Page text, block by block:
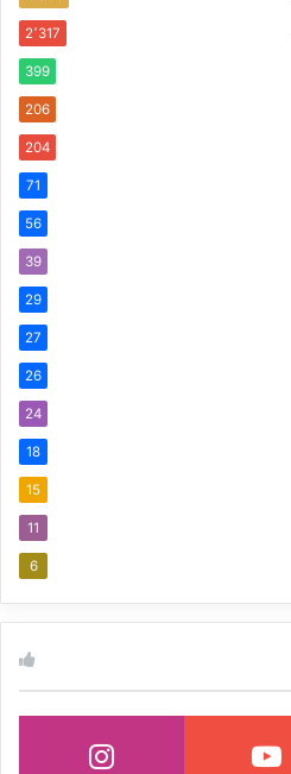
2٬317
399
206
204
71
56
39
29
27
26
24
18
15
11
6